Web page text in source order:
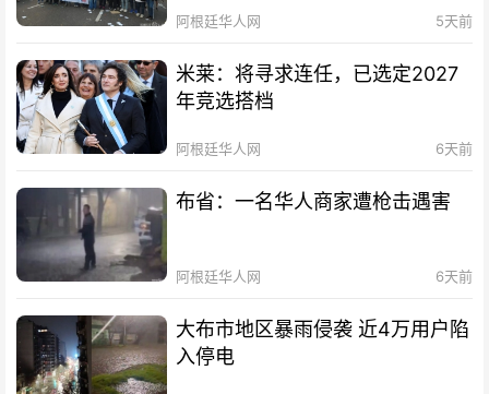
阿根廷华人网 5天前
米莱：将寻求连任，已选定2027
年竞选搭档
阿根廷华人网 6天前
布省：一名华人商家遭枪击遇害
阿根廷华人网 6天前
大布市地区暴雨侵袭 近4万用户陷
入停电